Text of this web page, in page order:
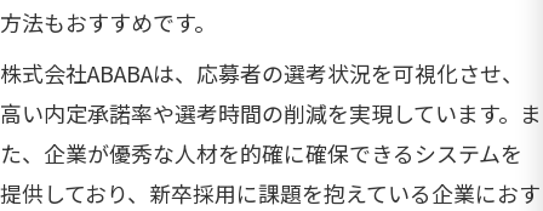
方法もおすすめです。
株式会社ABABAは、応募者の選考状況を可視化させ、
高い内定承諾率や選考時間の削減を実現しています。ま
た、企業が優秀な人材を的確に確保できるシステムを
提供しており、新卒採用に課題を抱えている企業におす